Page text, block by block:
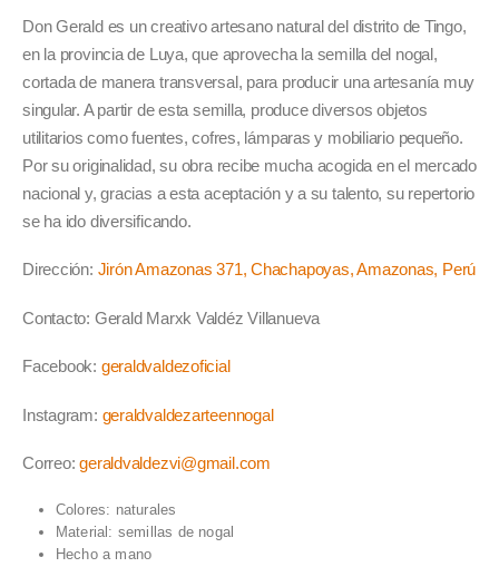
Don Gerald es un creativo artesano natural del distrito de Tingo,
en la provincia de Luya, que aprovecha la semilla del nogal,
cortada de manera transversal, para producir una artesanía muy
singular. A partir de esta semilla, produce diversos objetos
utilitarios como fuentes, cofres, lámparas y mobiliario pequeño.
Por su originalidad, su obra recibe mucha acogida en el mercado
nacional y, gracias a esta aceptación y a su talento, su repertorio
se ha ido diversificando.
Dirección: Jirón Amazonas 371, Chachapoyas, Amazonas, Perú
Contacto: Gerald Marxk Valdéz Villanueva
Facebook: geraldvaldezoficial
Instagram: geraldvaldezarteennogal
Correo:geraldvaldezvi@gmail.com
Colores: naturales
Material: semillas de nogal
Hecho a mano